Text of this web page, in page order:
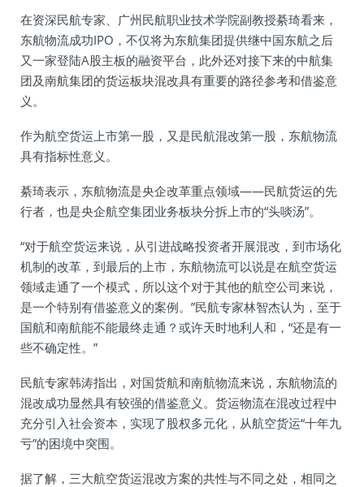
在资深民航专家、广州民航职业技术学院副教授綦琦看来，
东航物流成功IPO，不仅将为东航集团提供继中国东航之后
又一家登陆A股主板的融资平台，此外还对接下来的中航集
团及南航集团的货运板块混改具有重要的路径参考和借鉴意
义。
作为航空货运上市第一股，又是民航混改第一股，东航物流
具有指标性意义。
綦琦表示，东航物流是央企改革重点领域——民航货运的先
行者，也是央企航空集团业务板块分拆上市的“头啖汤”。
“对于航空货运来说，从引进战略投资者开展混改，到市场化
机制的改革，到最后的上市，东航物流可以说是在航空货运
领域走通了一个模式，所以这个对于其他的航空公司来说，
是一个特别有借鉴意义的案例。”民航专家林智杰认为，至于
国航和南航能不能最终走通？或许天时地利人和，“还是有一
些不确定性。”
民航专家韩涛指出，对国货航和南航物流来说，东航物流的
混改成功显然具有较强的借鉴意义。货运物流在混改过程中
充分引入社会资本，实现了股权多元化，从航空货运“十年九
亏”的困境中突围。
据了解，三大航空货运混改方案的共性与不同之处，相同之